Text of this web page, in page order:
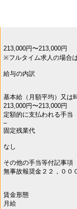
213,000円〜213,000円
※フルタイム求人の場合
給与の内訳
基本給（月額平均）又は
213,000円〜213,000円
定額的に支払われる手当
–
固定残業代
なし
その他の手当等付記事項
無事故報奨金２２，００
賃金形態
月給